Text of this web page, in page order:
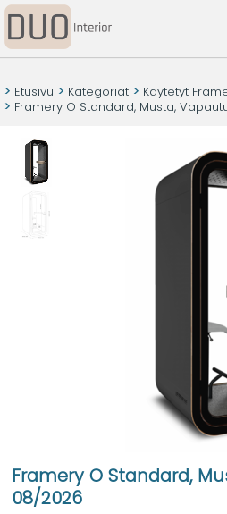
Etusivu Kategoriat
Käytetyt
Framery O Standard, Musta,
Framery O Standard,
08/2026